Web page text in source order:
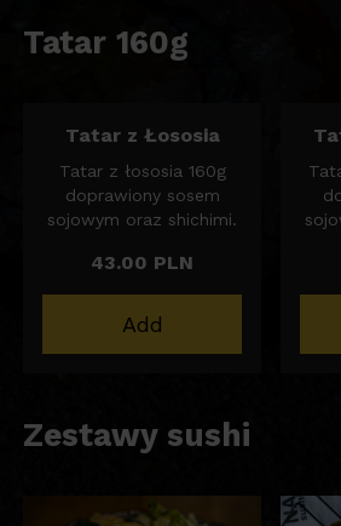
Tatar 160g
Tatar z Łososia
Tatar z łososia 160g
doprawiony sosem
sojowym oraz shichimi.
43.00 PLN
Add
Zestawy sushi